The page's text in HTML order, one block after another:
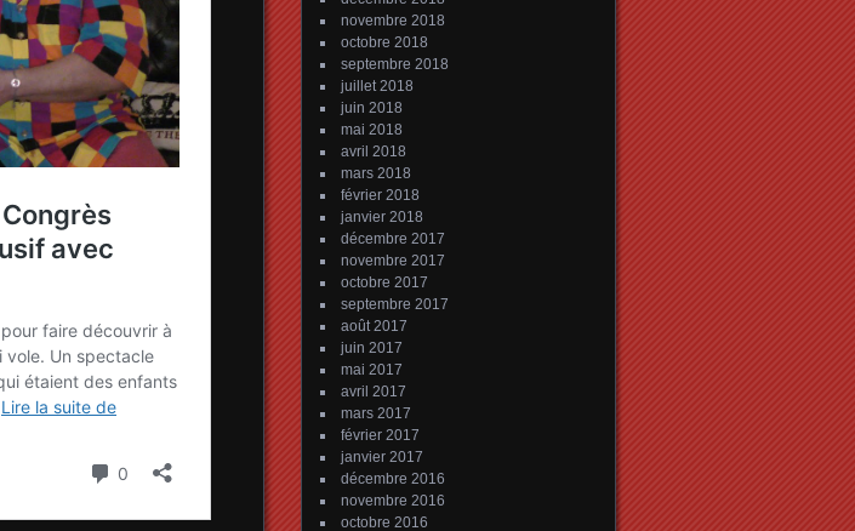
novembre 2018
octobre 2018
septembre 2018
juillet 2018
juin 2018
mai 2018
avril 2018
mars 2018
février 2018
janvier 2018
décembre 2017
novembre 2017
octobre 2017
septembre 2017
août 2017
juin 2017
mai 2017
avril 2017
mars 2017
février 2017
janvier 2017
décembre 2016
novembre 2016
octobre 2016